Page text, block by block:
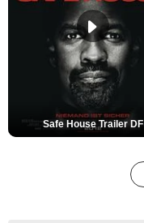
Safe House Trailer DF